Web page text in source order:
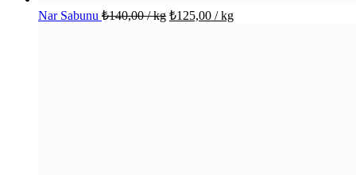
Nar Sabunu ₺140,00/ kg ₺125,00 / kg